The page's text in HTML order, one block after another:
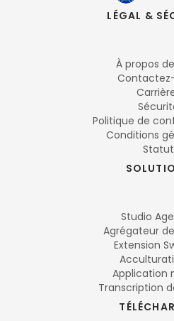
LÉGAL &
À propos
Politique de
Conditions
Statut
Studio
Agrégateur
Extension
Application
Transcription